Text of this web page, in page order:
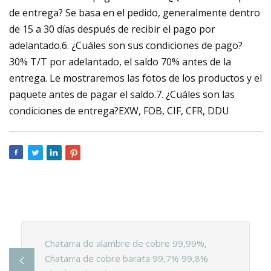
de entrega? Se basa en el pedido, generalmente dentro
de 15 a 30 días después de recibir el pago por
adelantado.6. ¿Cuáles son sus condiciones de pago?
30% T/T por adelantado, el saldo 70% antes de la
entrega. Le mostraremos las fotos de los productos y el
paquete antes de pagar el saldo.7. ¿Cuáles son las
condiciones de entrega?EXW, FOB, CIF, CFR, DDU
Chatarra de alambre de cobre 99,99%,
Chatarra de cobre barata 99,7% 99,8%